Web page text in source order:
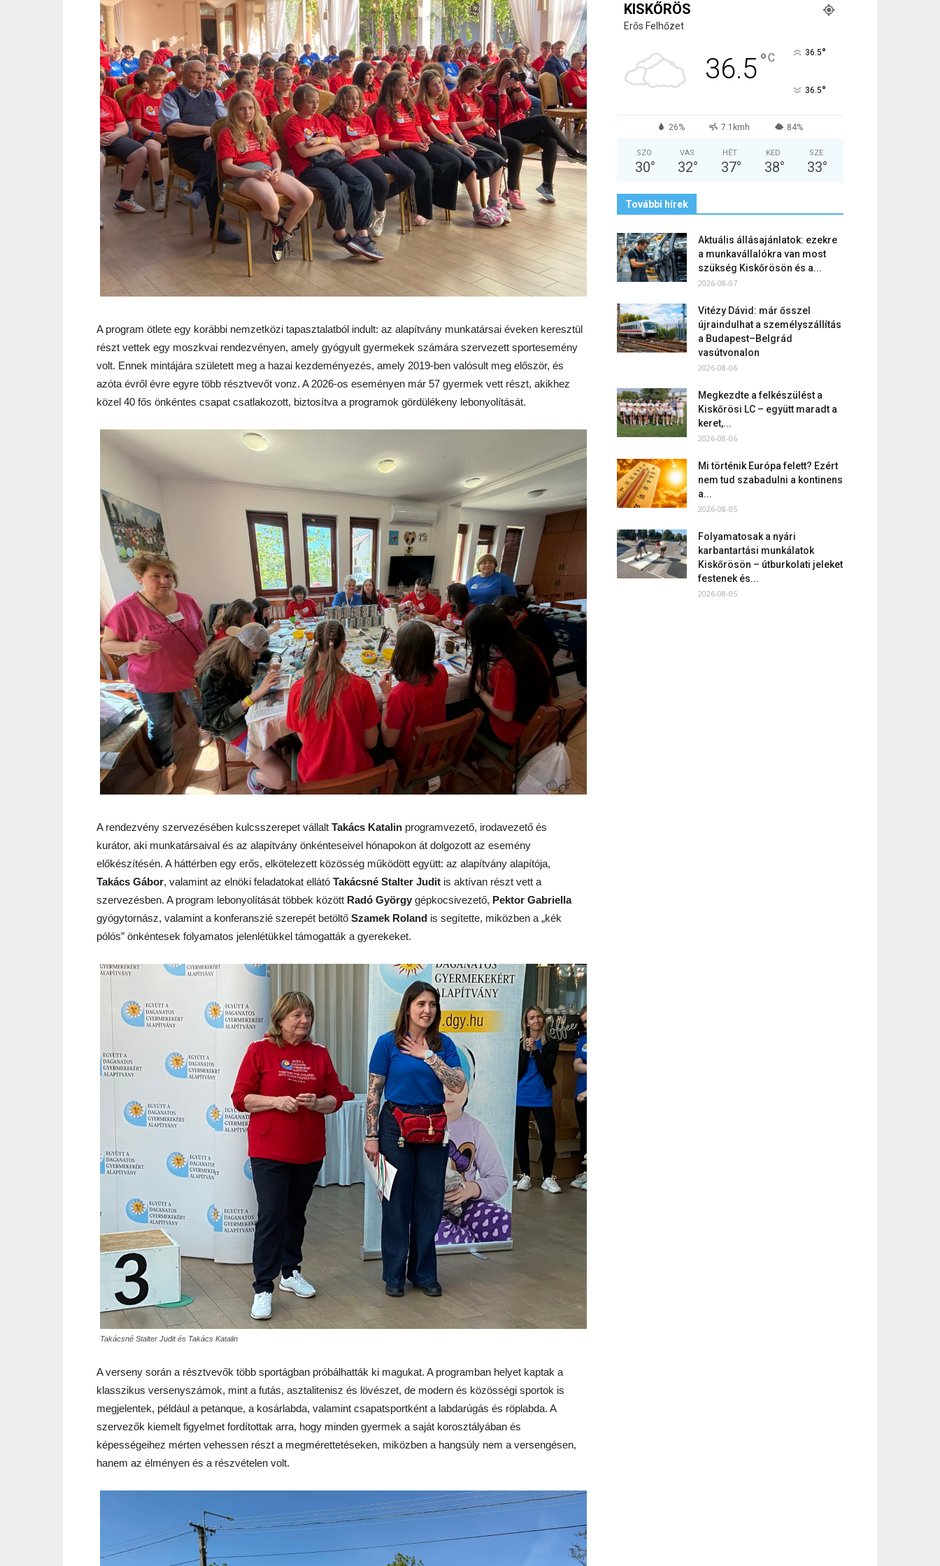
A program ötlete egy korábbi nemzetközi tapasztalatból indult: az alapítvány munkatársai éveken keresztül
részt vettek egy moszkvai rendezvényen, amely gyógyult gyermekek számára szervezett sportesemény
volt. Ennek mintájára született meg a hazai kezdeményezés, amely 2019-ben valósult meg először, és
azóta évről évre egyre több résztvevőt vonz. A 2026-os eseményen már 57 gyermek vett részt, akikhez
közel 40 fős önkéntes csapat csatlakozott, biztosítva a programok gördülékeny lebonyolítását.
A rendezvény szervezésében kulcsszerepet vállalt Takács Katalin programvezető, irodavezető és
kurátor, aki munkatársaival és az alapítvány önkénteseivel hónapokon át dolgozott az esemény
előkészítésén. A háttérben egy erős, elkötelezett közösség működött együtt: az alapítvány alapítója,
Takács Gábor, valamint az elnöki feladatokat ellátó Takácsné Stalter Judit is aktívan részt vett a
szervezésben. A program lebonyolítását többek között Radó György gépkocsivezető, Pektor Gabriella
gyógytornász, valamint a konferanszié szerepét betöltő Szamek Roland is segítette, miközben a „kék
pólós” önkéntesek folyamatos jelenlétükkel támogatták a gyerekeket.
Takácsné Stalter Judit és Takács Katalin
A verseny során a résztvevők több sportágban próbálhatták ki magukat. A programban helyet kaptak a
klasszikus versenyszámok, mint a futás, asztalitenisz és lövészet, de modern és közösségi sportok is
megjelentek, például a petanque, a kosárlabda, valamint csapatsportként a labdarúgás és röplabda. A
szervezők kiemelt figyelmet fordítottak arra, hogy minden gyermek a saját korosztályában és
képességeihez mérten vehessen részt a megmérettetéseken, miközben a hangsúly nem a versengésen,
hanem az élményen és a részvételen volt.
KISKŐRÖS
Erős Felhőzet
36.5°C 36.5°
36.5°
26% 7.1kmh 84%
SZO
30°
VAS
32°
HÉT
37°
KED
38°
SZE
33°
További hírek
Aktuális állásajánlatok: ezekre
a munkavállalókra van most
szükség Kiskőrösön és a...
2026-08-07
Vitézy Dávid: már ősszel
újraindulhat a személyszállítás
a Budapest–Belgrád
vasútvonalon
2026-08-06
Megkezdte a felkészülést a
Kiskőrösi LC – együtt maradt a
keret,...
2026-08-06
Mi történik Európa felett? Ezért
nem tud szabadulni a kontinens
a...
2026-08-05
Folyamatosak a nyári
karbantartási munkálatok
Kiskőrösön – útburkolati jeleket
festenek és...
2026-08-05